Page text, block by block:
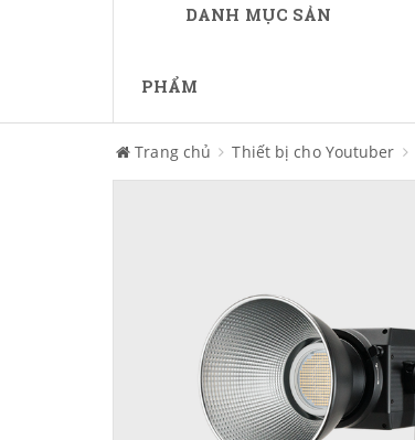
DANH MỤC SẢN
PHẨM
Trang chủ Thiết bị cho Youtuber